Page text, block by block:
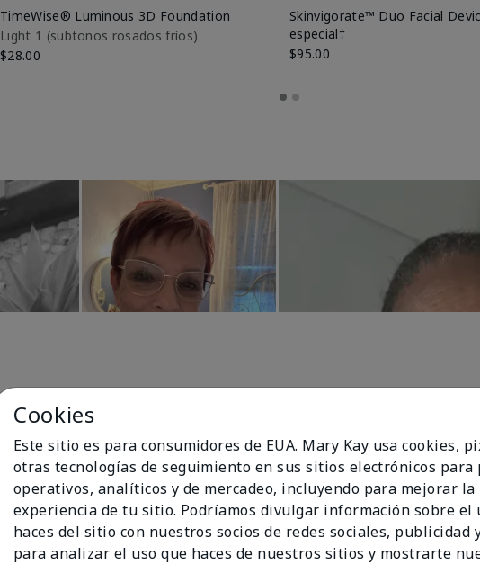
TimeWise® Luminous 3D Foundation
Light 1​ (subtonos rosados fríos)
$28.00
Skinvigorate™ Duo Facial
especial†
$95.00
100%
de los encuestados
recomendaría a un
Cookies
Este sitio es para consumidores de EUA. Mary Kay usa cookies,
otras tecnologías de seguimiento en sus sitios electrónicos para
operativos, analíticos y de mercadeo, incluyendo para mejorar la
experiencia de tu sitio. Podríamos divulgar información sobre el
haces del sitio con nuestros socios de redes sociales, publicidad
para analizar el uso que haces de nuestros sitios y mostrarte